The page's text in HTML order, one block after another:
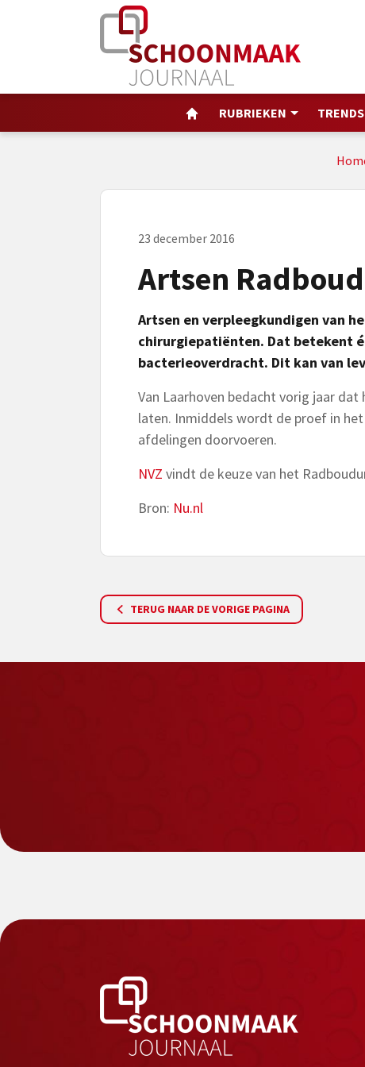
RUBRIEKEN
23 december 2016
Artsen
Artsen en verpleegkundigen van
chirurgiepatiënten. Dat betekent
bacterieoverdracht. Dit kan van
Van Laarhoven bedacht vorig jaar
laten. Inmiddels wordt de proef in
afdelingen doorvoeren.
NVZ vindt de keuze van het
Bron: Nu.nl
TERUG NAAR DE VORIGE PAGINA